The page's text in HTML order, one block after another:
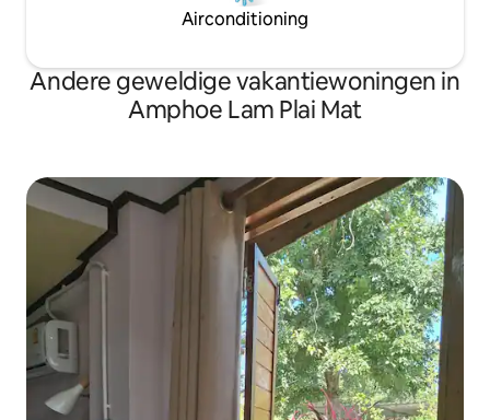
Airconditioning
Andere geweldige vakantiewoningen in
Amphoe Lam Plai Mat